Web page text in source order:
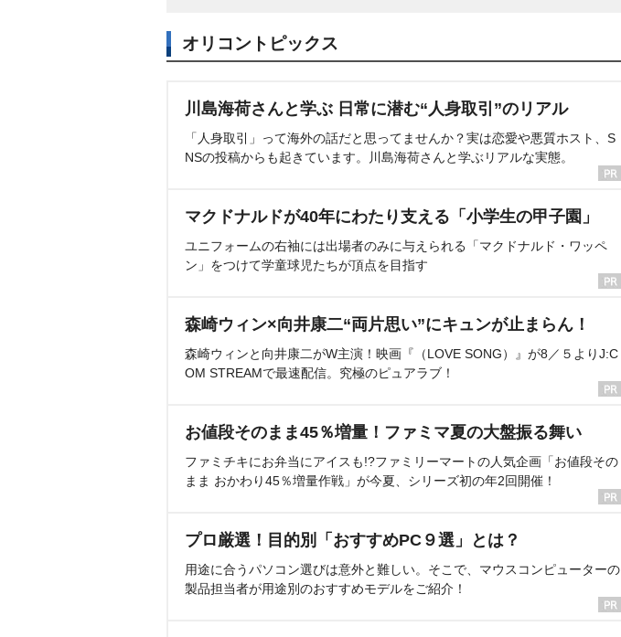
オリコントピックス
川島海荷さんと学ぶ 日常に潜む“人身取引”のリアル
「人身取引」って海外の話だと思ってませんか？実は恋愛や悪質ホスト、S
NSの投稿からも起きています。川島海荷さんと学ぶリアルな実態。
マクドナルドが40年にわたり支える「小学生の甲子園」
ユニフォームの右袖には出場者のみに与えられる「マクドナルド・ワッペ
ン」をつけて学童球児たちが頂点を目指す
森崎ウィン×向井康二“両片思い”にキュンが止まらん！
森崎ウィンと向井康二がW主演！映画『（LOVE SONG）』が8／５よりJ:C
OM STREAMで最速配信。究極のピュアラブ！
お値段そのまま45％増量！ファミマ夏の大盤振る舞い
ファミチキにお弁当にアイスも!?ファミリーマートの人気企画「お値段その
まま おかわり45％増量作戦」が今夏、シリーズ初の年2回開催！
プロ厳選！目的別「おすすめPC９選」とは？
用途に合うパソコン選びは意外と難しい。そこで、マウスコンピューターの
製品担当者が用途別のおすすめモデルをご紹介！